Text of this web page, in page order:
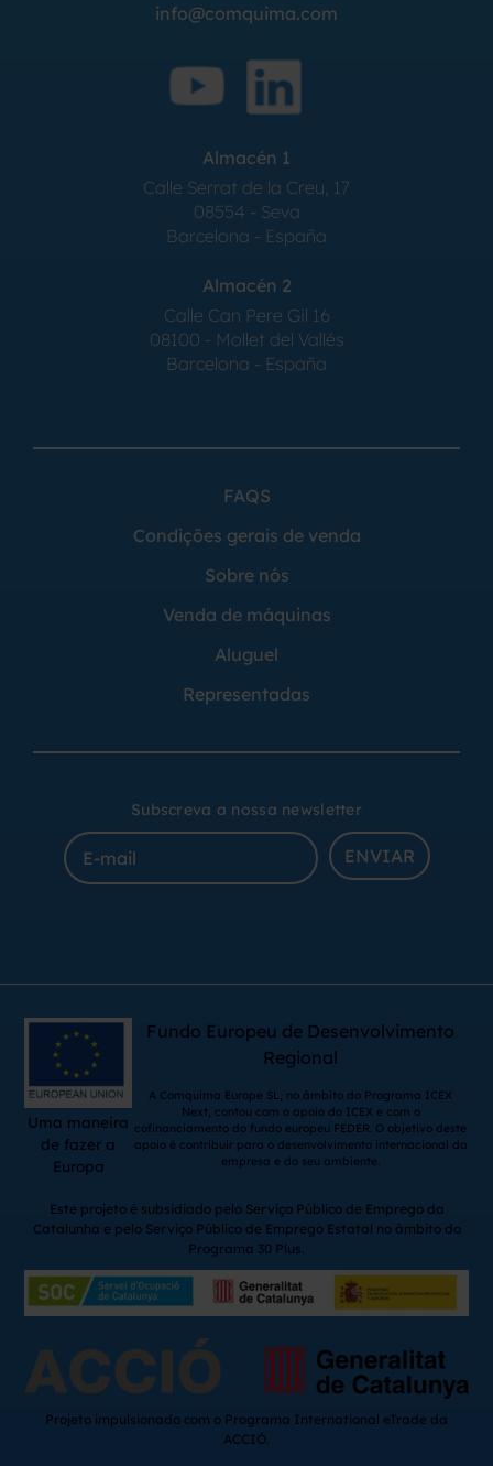
info@comquima.com
Almacén 1
Calle Serrat de la Creu, 17
08554 - Seva
Barcelona - España
Almacén 2
Calle Can Pere Gil 16
08100 - Mollet del Vallés
Barcelona - España
FAQS
Condições gerais de venda
Sobre nós
Venda de máquinas
Aluguel
Representadas
Subscreva a nossa newsletter
ENVIAR
Uma maneira
de fazer a
Europa
Fundo Europeu de Desenvolvimento
Regional
A Comquima Europe SL, no âmbito do Programa ICEX
Next, contou com o apoio do ICEX e com o
cofinanciamento do fundo europeu FEDER. O objetivo deste
apoio é contribuir para o desenvolvimento internacional da
empresa e do seu ambiente.
Este projeto é subsidiado pelo Serviço Público de Emprego da
Catalunha e pelo Serviço Público de Emprego Estatal no âmbito do
Programa 30 Plus.
Projeto impulsionado com o Programa International eTrade da
ACCIÓ.